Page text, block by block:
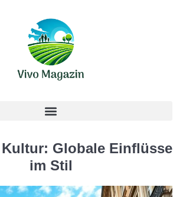
Globale Einflüsse
im Stil